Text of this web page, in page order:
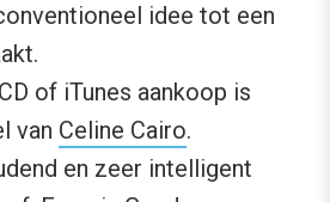
idee tot een
of iTunes aankoop is
van Celine Cairo.
en zeer intelligent